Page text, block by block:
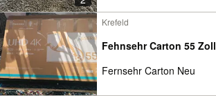
Krefeld
Fehnsehr Carton 55 Zoll
Fernsehr Carton Neu